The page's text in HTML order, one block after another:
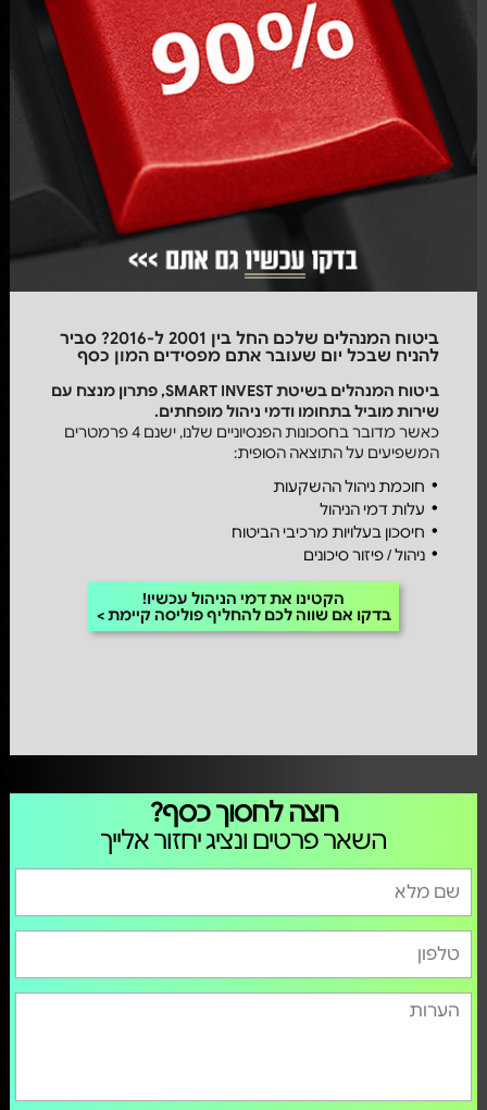
ביטוח המנהלים שלכם החל בין 2001 ל-2016? סביר
להניח שבכל יום שעובר אתם מפסידים המון כסף
ביטוח המנהלים בשיטת SMARTINVEST, פתרון מנצח עם
שירות מוביל בתחומו ודמי ניהול מופחתים.
כאשר מדובר בחסכונות הפנסיוניים שלנו, ישנם 4 פרמטרים
המשפיעים על התוצאה הסופית:
חוכמת ניהול ההשקעות
עלות דמי הניהול
חיסכון בעלויות מרכיבי הביטוח
ניהול / פיזור סיכונים
הקטינו את דמי הניהול עכשיו!
בדקו אם שווה לכם להחליף פוליסה קיימת
רוצה לחסוך כסף?
השאר פרטים ונציג יחזור אלייך